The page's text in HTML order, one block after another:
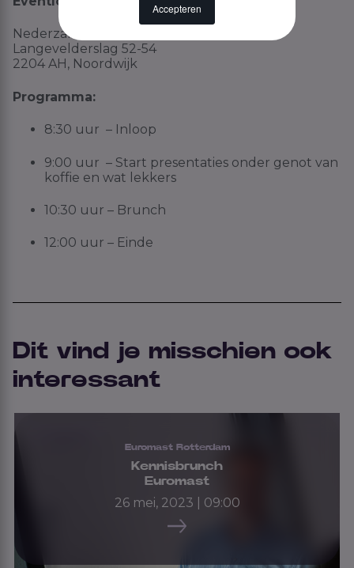
Accepteren
Nederzandt
Langevelderslag 52-54
2204 AH, Noordwijk
Programma:
8:30 uur – Inloop
9:00 uur – Start presentaties onder genot van
koffie en wat lekkers
10:30 uur – Brunch
12:00 uur – Einde
Dit vind je misschien ook
interessant
Euromast Rotterdam
Kennisbrunch
Euromast
26 mei, 2023 | 09:00